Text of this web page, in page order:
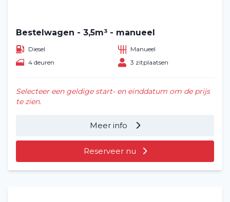
Bestelwagen - 3,5m³ - manueel
Diesel
Manueel
4 deuren
3 zitplaatsen
Selecteer een geldige start- en einddatum om de prijs
te zien.
Meer info
Reserveer nu